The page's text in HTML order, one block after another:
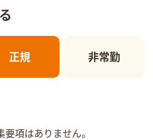
正規 非常勤
項はありません。